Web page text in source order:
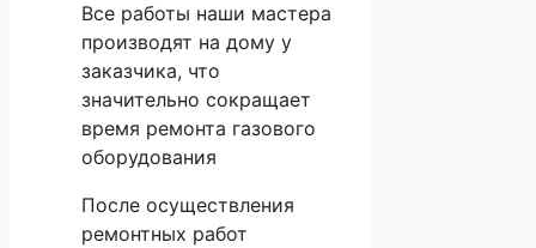
Все работы наши мастера
производят на дому у
заказчика, что
значительно сокращает
время ремонта газового
оборудования
После осуществления
ремонтных работ